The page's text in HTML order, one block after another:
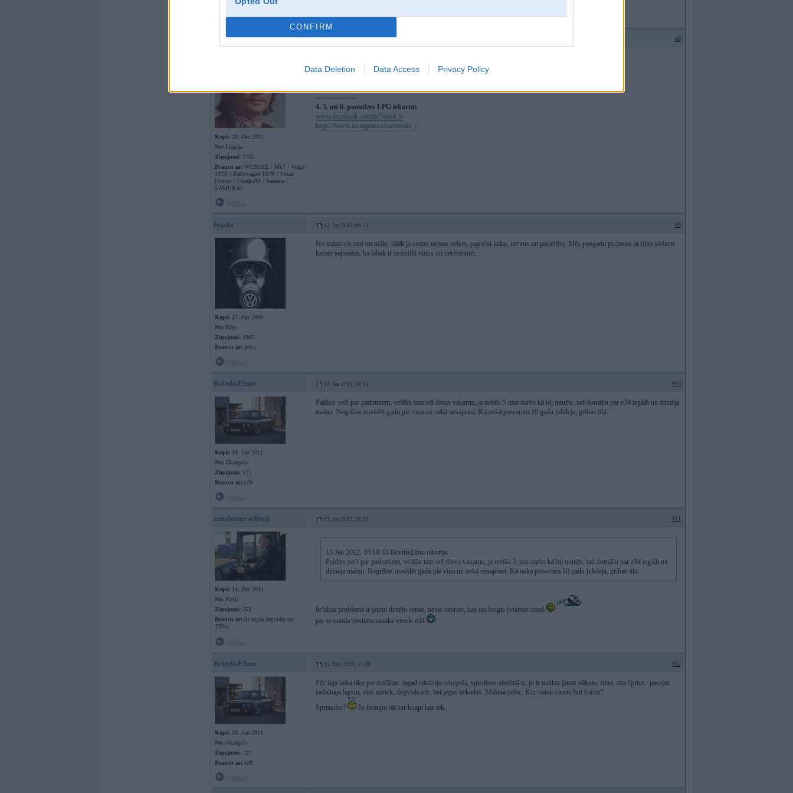
CONFIRM
Data Deletion Data Access Privacy Policy
Offline
Vecais 12. Jan 2012, 23:53 #8
Kopš: 20. Dec 2011
No: Liepāja
Ziņojumi: 1762
Braucu ar: W126SEL / Mk1 / Volga
1973' / Babywagen 1979' / Smart
Fortwo / Скиф-2М / Santana /
SAMURAI
Pateiks taisāms vai metams.
-----------------
4. 5. un 6. paaudzes LPG iekartas
www.facebook.com/m7sport.lv
https://www.instagram.com/vecais_/
fujaks 13. Jan 2012, 00:13 #9
Kopš: 17. Apr 2009
No: Rīga
Ziņojumi: 2905
Braucu ar: prātu
Nu izdari cik zini un māki, tālāk ja nezini nemaz nelien, papisīsi laiku, nervus un pacietību. Mēs pusgadu pisāmies ar tiem sūdiem
kamēr sapratām, ka labāk ir neaiztikt viņus un neremontēt.
BriedisElmo 13. Jan 2012, 16:10 #10
Kopš: 18. Jun 2011
No: Jēkabpils
Ziņojumi: 121
Braucu ar: e28
Paldies veči par padomiem, veltīšu tam vēl divus vakarus, ja nebūs 5 min darbs kā bij minēts, tad domāšu par e34 iegādi un dzinēja
maiņu. Negribas nosēdēt gadu pie viņa un nekā nesaprast. Kā nekā poweram 10 gadu jubileja, gribas tikt.
autobusavaditajs 13. Jan 2012, 16:59 #11
Kopš: 14. Dec 2011
No: Preiļi
Ziņojumi: 352
Braucu ar: Ar zagtu degvielu un
TDSu
13 Jan 2012, 16:10:33 BriedisElmo rakstīja:
Paldies veči par padomiem, veltīšu tam vēl divus vakarus, ja nebūs 5 min darbs kā bij minēts, tad domāšu par e34 iegādi un
dzinēja maiņu. Negribas nosēdēt gadu pie viņa un nekā nesaprast. Kā nekā poweram 10 gadu jubileja, gribas tikt.
lielakaa problema ir jaunu detalju cenas, nevis saprast, kas isti beigts (vismaz man)
par to naudu tiesham sanaks vesels e34
BriedisElmo 15. May 2012, 11:30 #12
Kopš: 18. Jun 2011
No: Jēkabpils
Ziņojumi: 121
Braucu ar: e28
Pēc ilga laika tiku pie mašīnas. tagad situācija sekojoša, spiediens sistēmā ir, jo ir uzlikts jauns sūknis, filtrs, cita šprice.. paceļot
sadalītāja lāpstu, viss notiek, degviela tek, bet jēgas nekādas. Mašīna nelec. Kur vaina varētu būt šoreiz?
Sprauslas?
Jo izraujot tās tur knapi kas tek.